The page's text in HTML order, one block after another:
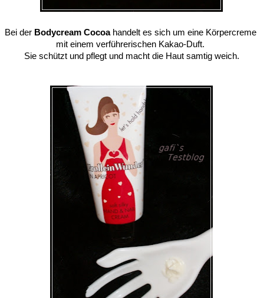
Bei der Bodycream Cocoahandelt es sich um eine Körpercreme
mit einem verführerischen Kakao-Duft.
Sie schützt und pflegt und macht die Haut samtig weich.